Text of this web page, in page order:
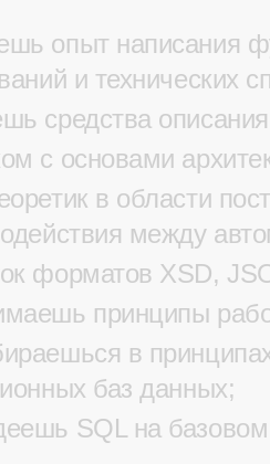
опыт написания
и технических
средства
с основами
в области
между
форматов XSD,
принципы
в
баз данных;
SQL на